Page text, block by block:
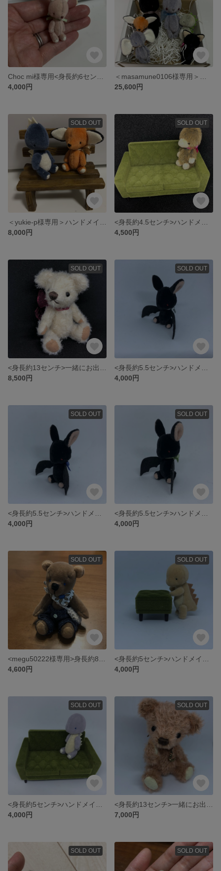
4,000円
25,600円
SOLD OUT
8,000円
SOLD OUT
4,500円
SOLD OUT
8,500円
SOLD OUT
4,000円
SOLD OUT
4,000円
SOLD OUT
4,000円
SOLD OUT
4,600円
SOLD OUT
4,000円
SOLD OUT
4,000円
SOLD OUT
7,000円
SOLD OUT SOLD OUT